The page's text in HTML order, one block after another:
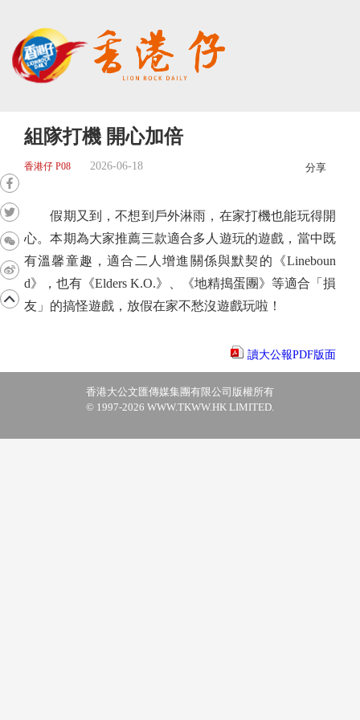
組隊打機 開心加倍
香港仔 P08 2026-06-18 分享
假期又到，不想到戶外淋雨，在家打機也能玩得開
心。本期為大家推薦三款適合多人遊玩的遊戲，當中既
有溫馨童趣，適合二人增進關係與默契的《Lineboun
d》，也有《Elders K.O.》、《地精搗蛋團》等適合「損
友」的搞怪遊戲，放假在家不愁沒遊戲玩啦！
讀大公報PDF版面
香港大公文匯傳媒集團有限公司版權所有
© 1997-2026 WWW.TKWW.HK LIMITED.